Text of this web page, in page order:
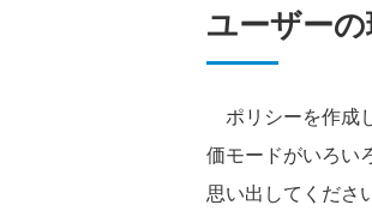
ユーザー
ポリシーを作成
価モードがいろい
思い出してくださ